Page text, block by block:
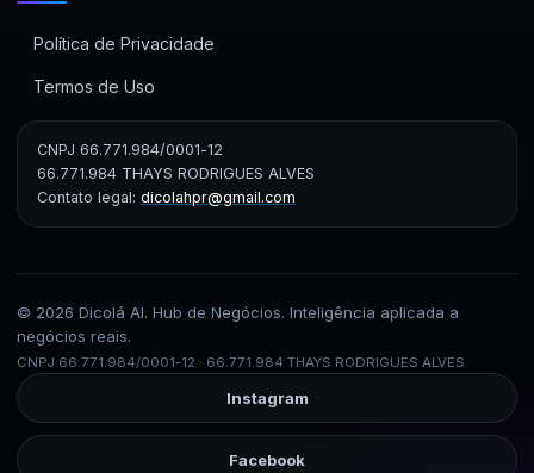
Política de Privacidade
Termos de Uso
CNPJ 66.771.984/0001-12
66.771.984 THAYS RODRIGUES ALVES
Contato legal: dicolahpr@gmail.com
© 2026 Dicolá AI. Hub de Negócios. Inteligência aplicada a
negócios reais.
CNPJ 66.771.984/0001-12 · 66.771.984 THAYS RODRIGUES ALVES
Instagram
Facebook